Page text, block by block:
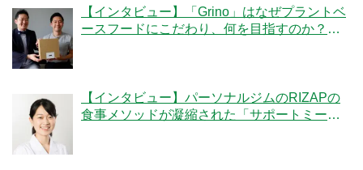
【インタビュー】「Grino」はなぜプラントベ
ースフードにこだわり、何を目指すのか？創
【インタビュー】パーソナルジムのRIZAPの
食事メソッドが凝縮された「サポートミー